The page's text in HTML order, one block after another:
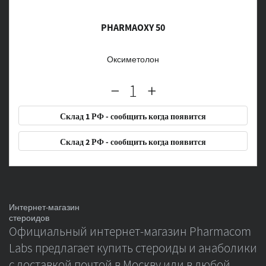
PHARMAOXY 50
Оксиметолон
Склад 1 РФ - сообщить когда появится
Склад 2 РФ - сообщить когда появится
Интернет-магазин
стероидов
Официальный интернет-магазин Pharmacom
Labs предлагает купить стероиды и анаболики